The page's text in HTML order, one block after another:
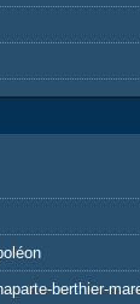
berthier-